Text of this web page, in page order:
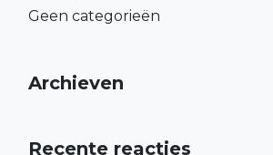
Geen categorieën
Archieven
Recente reacties